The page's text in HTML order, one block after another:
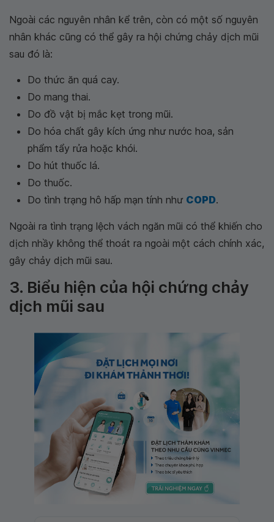
Ngoài các nguyên nhân kể trên, còn có một số nguyên
nhân khác cũng có thể gây ra hội chứng chảy dịch mũi
sau đó là:
Do thức ăn quá cay.
Do mang thai.
Do đồ vật bị mắc kẹt trong mũi.
Do hóa chất gây kích ứng như nước hoa, sản
phẩm tẩy rửa hoặc khói.
Do hút thuốc lá.
Do thuốc.
Do tình trạng hô hấp mạn tính như COPD.
Ngoài ra tình trạng lệch vách ngăn mũi có thể khiến cho
dịch nhầy không thể thoát ra ngoài một cách chính xác,
gây chảy dịch mũi sau.
3. Biểu hiện của hội chứng chảy
dịch mũi sau